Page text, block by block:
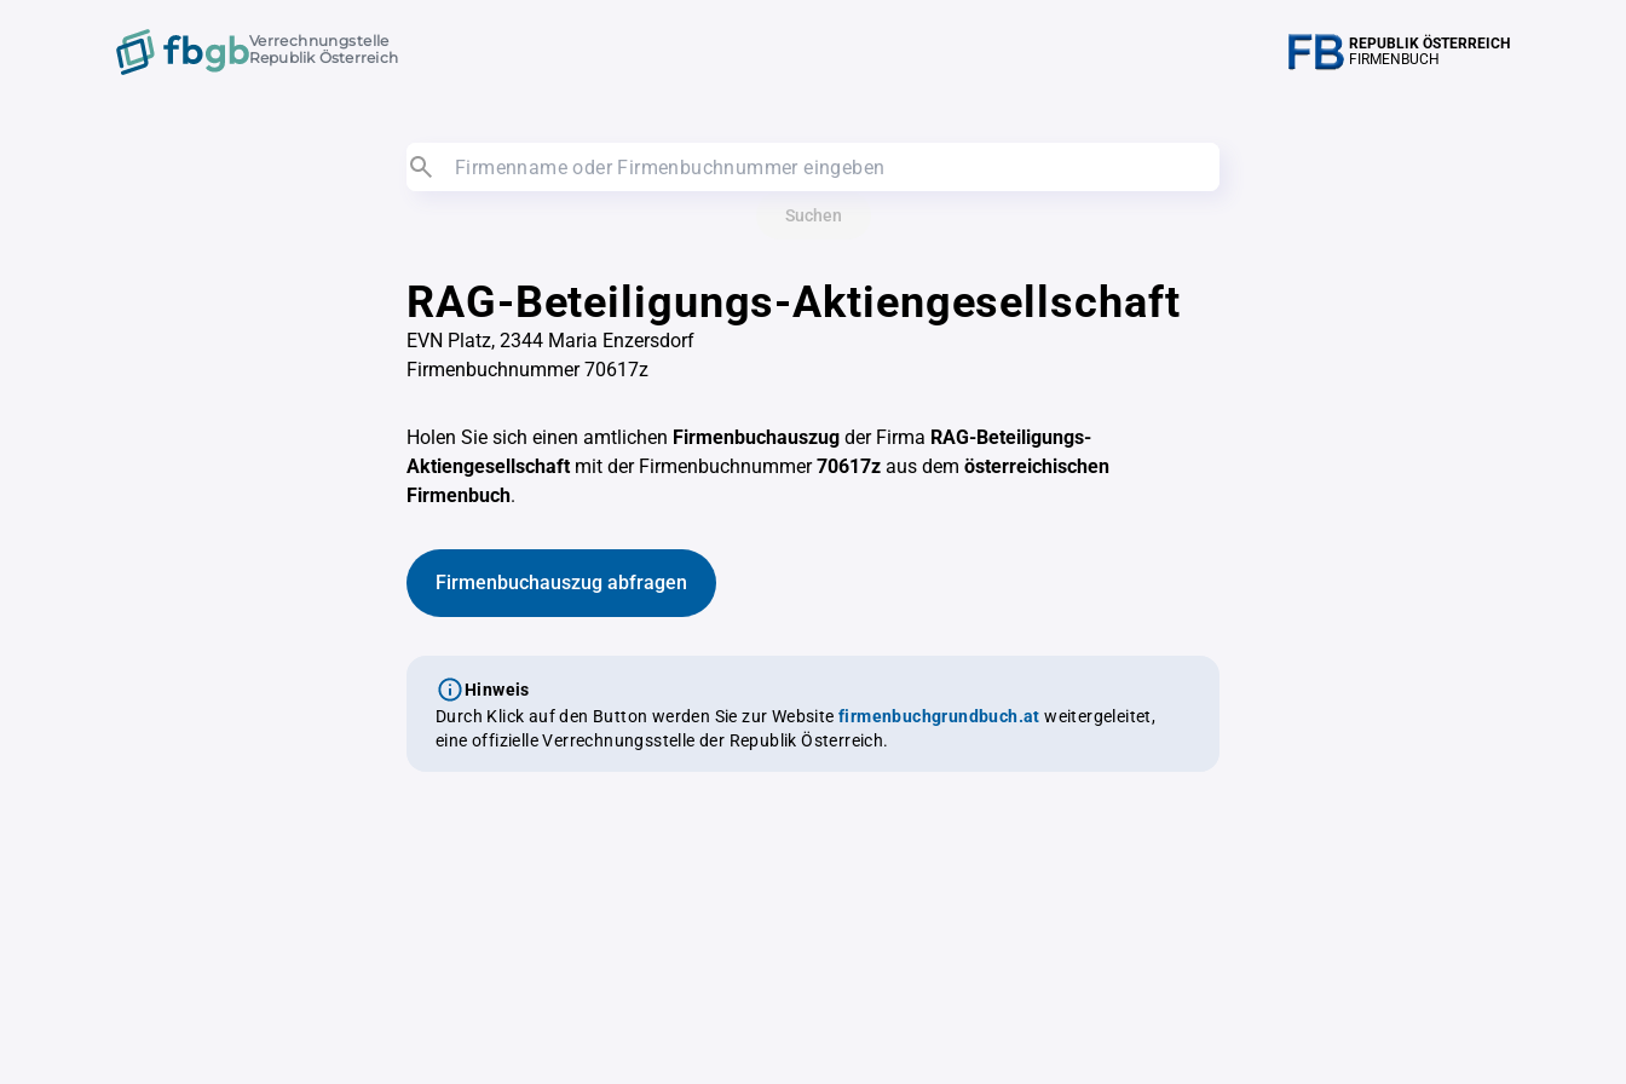
Verrechnungstelle
Republik Österreich
REPUBLIK ÖSTERREICH
FIRMENBUCH
Suchen
RAG-Beteiligungs-Aktiengesellschaft
EVN Platz, 2344 Maria Enzersdorf
Firmenbuchnummer 70617z
Holen Sie sich einen amtlichen Firmenbuchauszug der Firma RAG-Beteiligungs-
Aktiengesellschaftmit der Firmenbuchnummer70617z aus dem österreichischen
Firmenbuch.
Firmenbuchauszug abfragen
Hinweis
Durch Klick auf den Button werden Sie zur Website firmenbuchgrundbuch.at weitergeleitet,
eine offizielle Verrechnungsstelle der Republik Österreich.